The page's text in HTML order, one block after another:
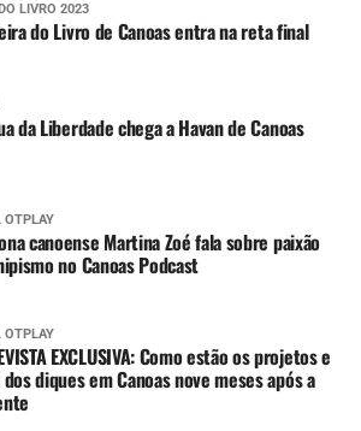
LIVRO 2023
do Livro de Canoas entra na reta final
da Liberdade chega a Havan de Canoas
OTPLAY
canoense Martina Zoé fala sobre paixão
no Canoas Podcast
OTPLAY
EXCLUSIVA: Como estão os projetos e
diques em Canoas nove meses após a